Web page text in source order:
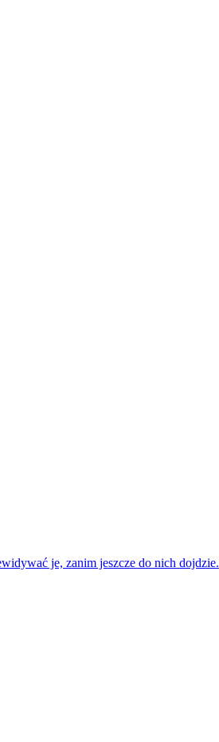
je, zanim jeszcze do nich dojdzie.